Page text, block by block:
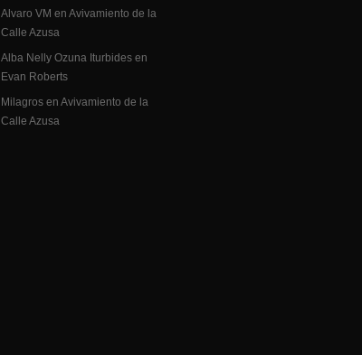
Alvaro VM en Avivamiento de la
Calle Azusa
Alba Nelly Ozuna Iturbides en
Evan Roberts
Milagros en Avivamiento de la
Calle Azusa